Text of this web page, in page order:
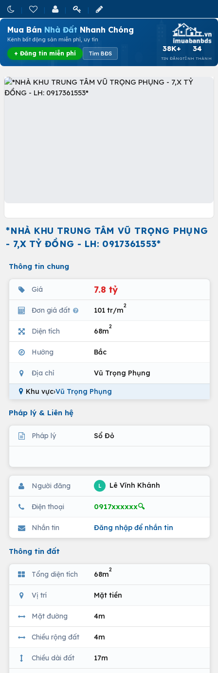
Mua Bán Nhà Đất Nhanh Chóng
Kênh bất động sản miễn phí, uy tín
+ Đăng tin miễn phí Tìm BĐS
38K+
TIN ĐĂNG
34
TỈNH THÀNH
*NHÀ KHU TRUNG TÂM VŨ TRỌNG PHỤNG
- 7,X TỶ ĐỒNG - LH: 0917361553*
Thông tin chung
Giá 7.8 tỷ
Đơn giá đất 101 tr/m
2
Diện tích 68m
2
Hướng Bắc
Địa chỉ Vũ Trọng Phụng
Khu vực›Vũ Trọng Phụng
Pháp lý & Liên hệ
Pháp lý Sổ Đỏ
Người đăng L Lê Vĩnh Khánh
Điện thoại 0917xxxxxx🔍
Nhắn tin Đăng nhập để nhắn tin
Thông tin đất
Tổng diện tích 68m
2
Vị trí Mặt tiền
Mặt đường 4m
Chiều rộng đất 4m
Chiều dài đất 17m